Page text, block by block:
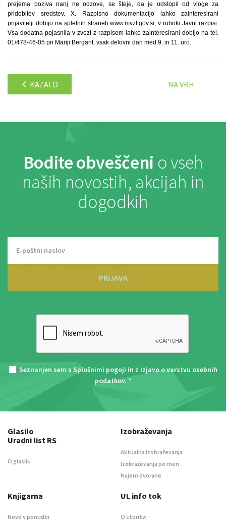
prejema poziva nanj ne odzove, se šteje, da je odstopil od vloge za
pridobitev sredstev. X. Razpisno dokumentacijo lahko zainteresirani
prijavitelji dobijo na spletnih straneh www.mvzt.gov.si, v rubriki Javni razpisi.
Vsa dodatna pojasnila v zvezi z razpisom lahko zainteresirani dobijo na tel.
01/478-46-05 pri Mariji Bergant, vsak delovni dan med 9. in 11. uro.
KAZALO NA VRH
Bodite obveščeni o vseh
naših novostih, akcijah in
dogodkih
PRIJAVA
Seznanjen sem s Splošnimi pogoji in z Izjavo o varstvu osebnih
podatkov. *
Glasilo
Uradni list RS
O glasilu
Izobraževanja
Aktualna izobraževanja
Izobraževanja po meri
Najem dvorane
Knjigarna
Novo v ponudbi
UL info tok
O storitvi